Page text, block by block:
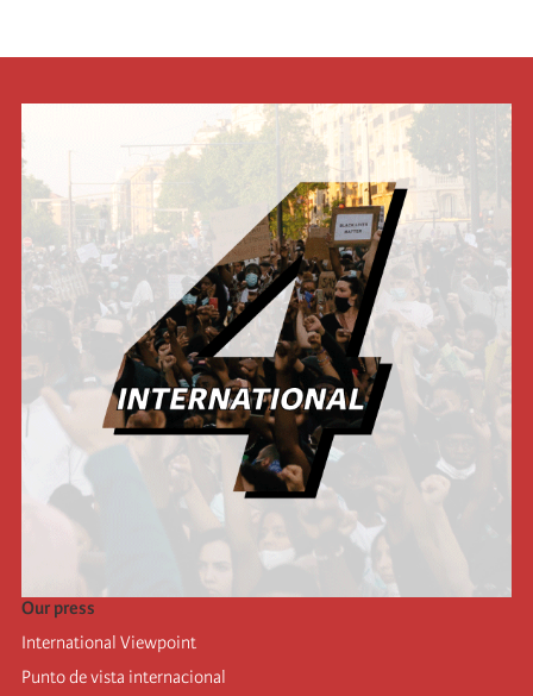
Our press
International Viewpoint
Punto de vista internacional